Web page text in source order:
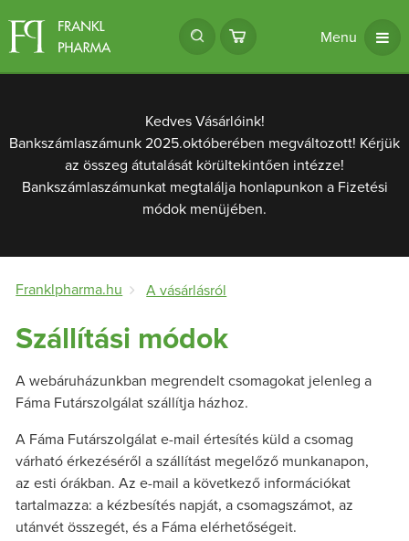
Menu
Kedves Vásárlóink!
Bankszámlaszámunk 2025.októberében megváltozott! Kérjük
az összeg átutalását körültekintően intézze!
Bankszámlaszámunkat megtalálja honlapunkon a Fizetési
módok menüjében.
Franklpharma.hu A vásárlásról
Szállítási módok
A webáruházunkban megrendelt csomagokat jelenleg a
Fáma Futárszolgálat szállítja házhoz.
A Fáma Futárszolgálat e-mail értesítés küld a csomag
várható érkezéséről a szállítást megelőző munkanapon,
az esti órákban. Az e-mail a következő információkat
tartalmazza: a kézbesítés napját, a csomagszámot, az
utánvét összegét, és a Fáma elérhetőségeit.